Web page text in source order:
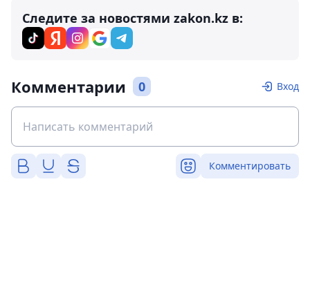
Следите за новостями zakon.kz в:
Комментарии 0 Вход
Комментировать